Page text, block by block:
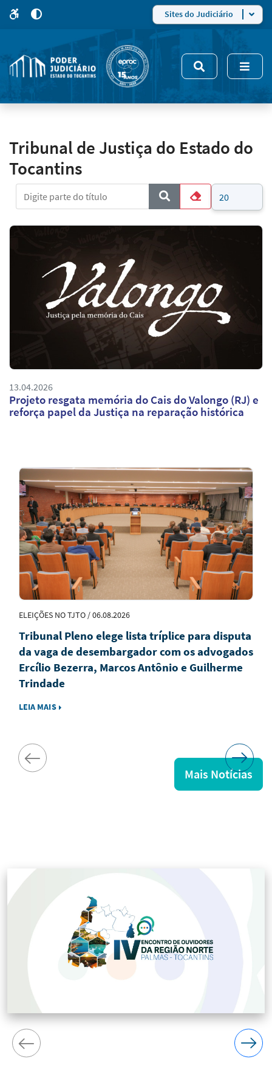
para
site
5
modo
de
alto
Sites do Judiciário
Tribunal de Justiça do Estado do
Tocantins
Digite parte do título
Limpar
Mostrar #
13.04.2026
Projeto resgata memória do Cais do Valongo (RJ) e
reforça papel da Justiça na reparação histórica
Notícias
em
Destaque
ELEIÇÕES NO TJTO / 06.08.2026
Tribunal Pleno elege lista tríplice para disputa
da vaga de desembargador com os advogados
Ercílio Bezerra, Marcos Antônio e Guilherme
Trindade
LEIA MAIS
Mais Notícias